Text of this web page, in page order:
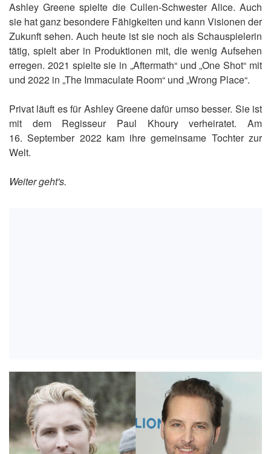
Ashley Greene spielte die Cullen-Schwester Alice. Auch
sie hat ganz besondere Fähigkeiten und kann Visionen der
Zukunft sehen. Auch heute ist sie noch als Schauspielerin
tätig, spielt aber in Produktionen mit, die wenig Aufsehen
erregen. 2021 spielte sie in „Aftermath“ und „One Shot“ mit
und 2022 in „The Immaculate Room“ und „Wrong Place“.
Privat läuft es für Ashley Greene dafür umso besser. Sie ist
mit dem Regisseur Paul Khoury verheiratet. Am
16. September 2022 kam ihre gemeinsame Tochter zur
Welt.
Weiter geht's.